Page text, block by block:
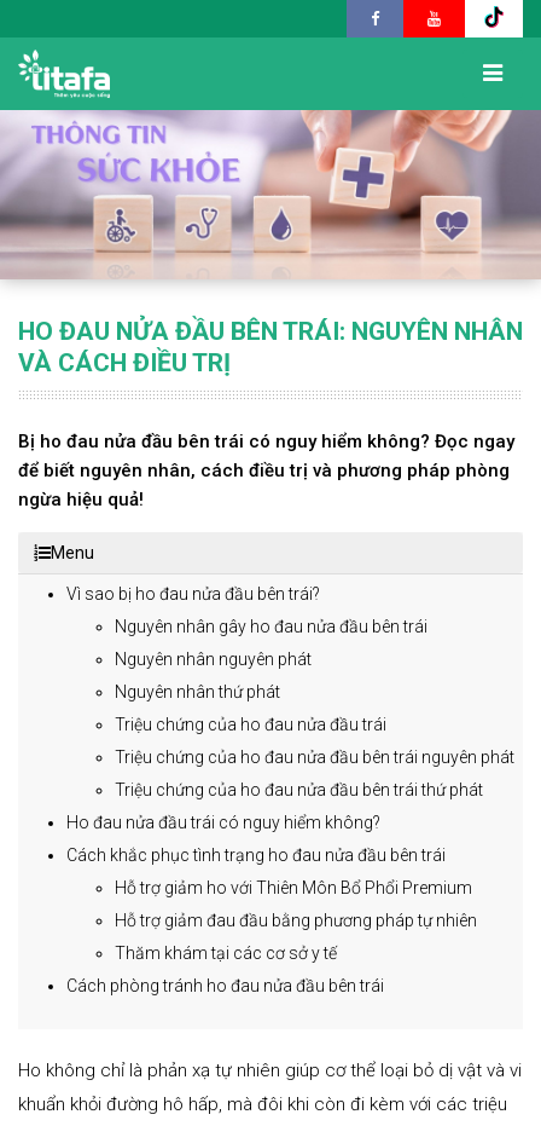
HO ĐAU NỬA ĐẦU BÊN TRÁI: NGUYÊN NHÂN
VÀ CÁCH ĐIỀU TRỊ
Bị ho đau nửa đầu bên trái có nguy hiểm không? Đọc ngay
để biết nguyên nhân, cách điều trị và phương pháp phòng
ngừa hiệu quả!
Menu
Vì sao bị ho đau nửa đầu bên trái?
Nguyên nhân gây ho đau nửa đầu bên trái
Nguyên nhân nguyên phát
Nguyên nhân thứ phát
Triệu chứng của ho đau nửa đầu trái
Triệu chứng của ho đau nửa đầu bên trái nguyên phát
Triệu chứng của ho đau nửa đầu bên trái thứ phát
Ho đau nửa đầu trái có nguy hiểm không?
Cách khắc phục tình trạng ho đau nửa đầu bên trái
Hỗ trợ giảm ho với Thiên Môn Bổ Phổi Premium
Hỗ trợ giảm đau đầu bằng phương pháp tự nhiên
Thăm khám tại các cơ sở y tế
Cách phòng tránh ho đau nửa đầu bên trái
Ho không chỉ là phản xạ tự nhiên giúp cơ thể loại bỏ dị vật và vi
khuẩn khỏi đường hô hấp, mà đôi khi còn đi kèm với các triệu